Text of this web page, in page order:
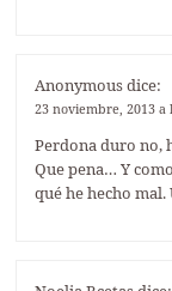
Anonymousdice:
23 noviembre, 2013 a
Perdona duro no,
Que pena… Y
qué he hecho